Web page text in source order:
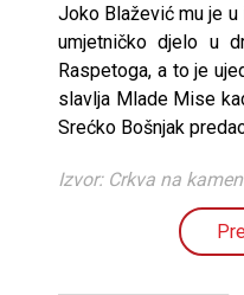
Joko Blažević mu je
umjetničko djelo u
Raspetoga, a to je
slavlja Mlade Mise
Srećko Bošnjak
Izvor: Crkva na